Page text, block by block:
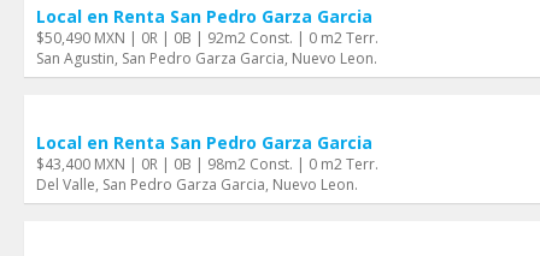
Local en Renta San Pedro Garza Garci­a
$50,490 MXN | 0R | 0B | 92m2 Const. | 0 m2 Terr.
San Agustin, San Pedro Garza Garci­a, Nuevo Leon.
Local en Renta San Pedro Garza Garci­a
$43,400 MXN | 0R | 0B | 98m2 Const. | 0 m2 Terr.
Del Valle, San Pedro Garza Garci­a, Nuevo Leon.